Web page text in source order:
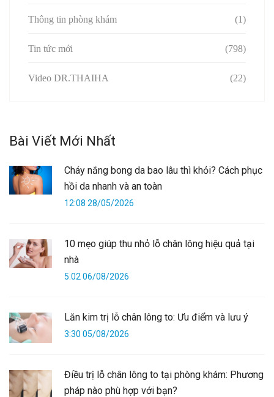
Thông tin phòng khám (1)
Tin tức mới (798)
Video DR.THAIHA (22)
Bài Viết Mới Nhất
Cháy nắng bong da bao lâu thì khỏi? Cách phục
hồi da nhanh và an toàn
12:08 28/05/2026
10 mẹo giúp thu nhỏ lỗ chân lông hiệu quả tại
nhà
5:02 06/08/2026
Lăn kim trị lỗ chân lông to: Ưu điểm và lưu ý
3:30 05/08/2026
Điều trị lỗ chân lông to tại phòng khám: Phương
pháp nào phù hợp với bạn?